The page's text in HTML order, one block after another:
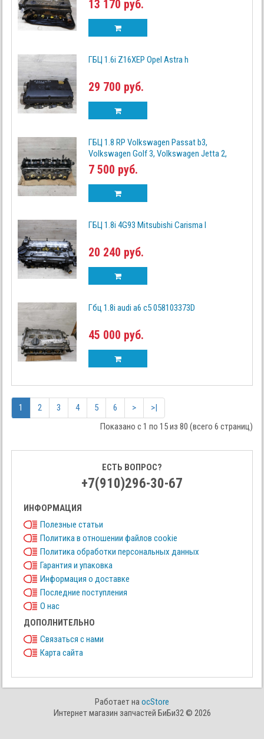
13 170 руб.
ГБЦ 1.6i Z16XEP Opel Astra h
29 700 руб.
ГБЦ 1.8 RP Volkswagen Passat b3,
Volkswagen Golf 3, Volkswagen Jetta 2,
7 500 руб.
ГБЦ 1.8i 4G93 Mitsubishi Carisma I
20 240 руб.
Гбц 1.8i audi a6 c5 058103373D
45 000 руб.
1 2 3 4 5 6 >
>|
Показано с 1 по 15 из 80 (всего 6 страниц)
ЕСТЬ ВОПРОС?
+7(910)296-30-67
ИНФОРМАЦИЯ
Полезные статьи
Политика в отношении файлов cookie
Политика обработки персональных данных
Гарантия и упаковка
Информация о доставке
Последние поступления
О нас
ДОПОЛНИТЕЛЬНО
Связаться с нами
Карта сайта
Работает наocStore
Интернет магазин запчастей БиБи32 © 2026